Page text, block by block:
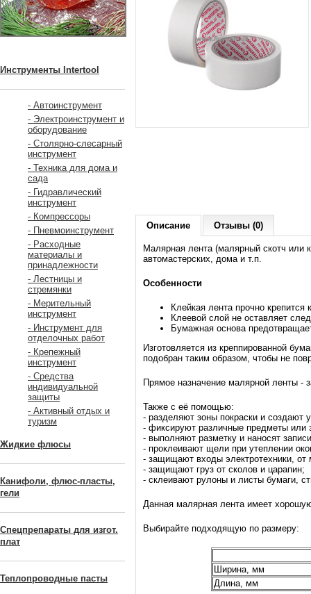
Инструменты Intertool
- Автоинструмент
- Электроинструмент и
оборудование
- Столярно-слесарный
инструмент
- Техника для дома и
сада
- Гидравлический
инструмент
- Компрессоры
- Пневмоинструмент
- Расходные
материалы и
принадлежности
- Лестницы и
стремянки
- Мерительный
инструмент
- Инструмент для
отделочных работ
- Крепежный
инструмент
- Средства
индивидуальной
защиты
- Активный отдых и
туризм
Жидкие флюсы
Канифоли, флюс-пласты,
гели
Спецпрепараты для изгот.
плат
Теплопроводные пасты
Описание Отзывы (0)
Малярная лента (малярный скотч или
автомастерских, дома и т.п.
Особенности
Клейкая лента прочно крепится
Клеевой слой не оставляет
Бумажная основа
Изготовляется из креппированной
подобран таким образом, чтобы не
Прямое назначение малярной ленты -
Также с её помощью:
- разделяют зоны покраски и создают
- фиксируют различные предметы или
- выполняют разметку и наносят
- проклеивают щели при утеплении
- защищают входы электротехники, от
- защищают груз от сколов и царапин;
- склеивают рулоны и листы бумаги,
Данная малярная лента имеет
Выбирайте подходящую по размеру:
Ширина, мм
Длина, мм